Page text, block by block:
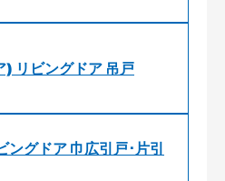
リビングドア 吊戸
グドア 巾広引戸･片引